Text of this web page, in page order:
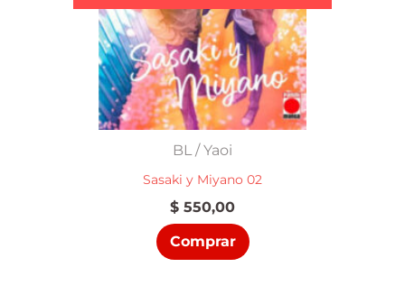
BL / Yaoi
Sasaki y Miyano 02
$ 550,00
Comprar